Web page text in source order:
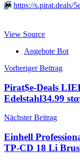
⏩️ https://s.pirat.deals/
View Source
Angebote Bot
Vorheriger Beitrag
Pirat$e-Deals
Edelstahl34.99
Nächster Beitrag
Einhell
TP-CD 18 Li